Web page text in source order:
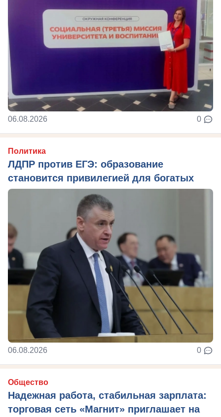
06.08.2026 0
Политика
ЛДПР против ЕГЭ: образование
становится привилегией для богатых
06.08.2026 0
Общество
Надежная работа, стабильная зарплата:
торговая сеть «Магнит» приглашает на